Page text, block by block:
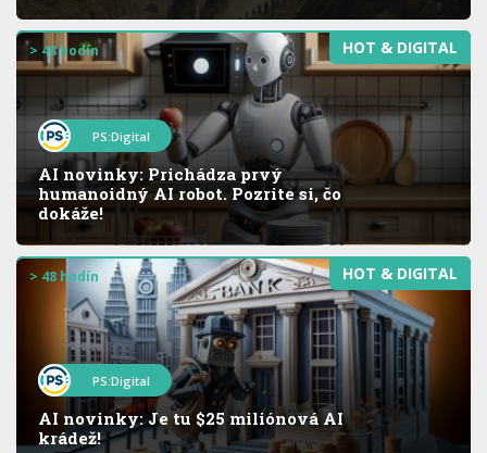
HOT & DIGITAL
> 48 hodín
PS:Digital
AI novinky: Prichádza prvý
humanoidný AI robot. Pozrite si, čo
dokáže!
HOT & DIGITAL
> 48 hodín
PS:Digital
AI novinky: Je tu $25 miliónová AI
krádež!